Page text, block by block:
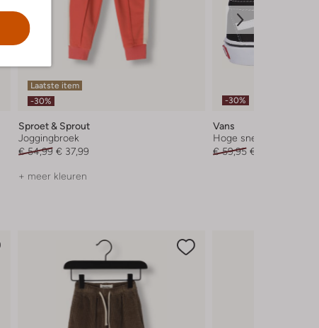
Laatste item
-30%
Sproet & Sprout
Joggingbroek
€ 54,99 € 37,99
+ meer kleuren
-30%
Vans
Hoge sneakers
€ 59,95 € 41,99